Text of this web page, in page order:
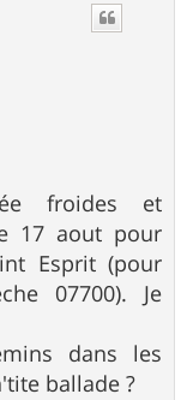
froides et
17 aout pour
Esprit (pour
07700). Je
dans les
ballade ?